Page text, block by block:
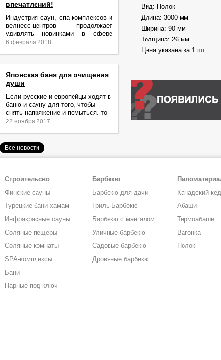
Вид: Полок
Длина: 3000 мм
Ширина: 90 мм
Толщина: 26 мм
Цена указана за 1 шт
впечатлений!
Индустрия саун, спа-комплексов и
велнесс-центров продолжает
удивлять новинками в сфере
релаксации и ухода за телом.
6 февраля 2018
Японская баня для очищения
души
Если русские и европейцы ходят в
баню и сауну для того, чтобы
снять напряжение и помыться, то
жители Японии идут туда за
22 ноября 2017
Все новости
Строительсво
Финские сауны
Турецкие бани хамам
Инфракрасные сауны
Соляные пещеры
Соляные комнаты
SPA-комплексы
Бани
Парные под ключ
Барбекю
Барбекю для дачи
Гриль-Барбекю
Барбекю с мангалом
Уличные барбекю
Садовые барбекю
Дровяные барбекю
Канадский
Абаши
Термоабаши
Вагонка
Полок